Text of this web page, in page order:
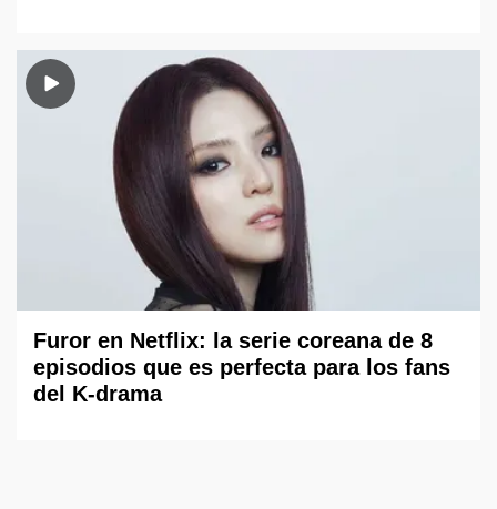
Furor en Netflix: la serie coreana de 8
episodios que es perfecta para los fans
del K-drama